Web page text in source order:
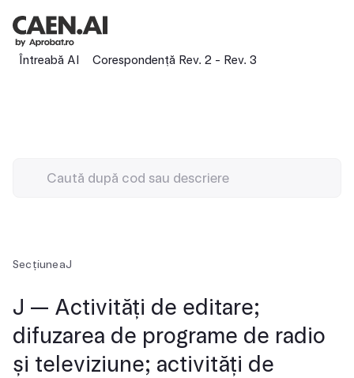
Întreabă AI Corespondență Rev. 2 - Rev. 3
SecțiuneaJ
J — Activități de editare;
difuzarea de programe de radio
și televiziune; activități de